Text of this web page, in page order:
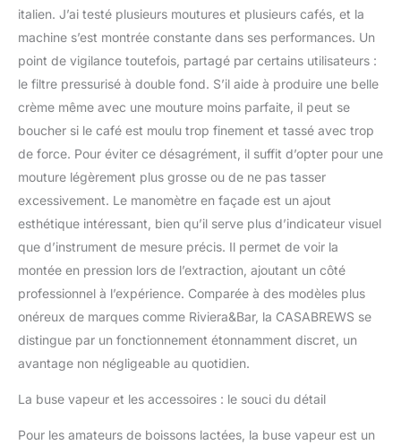
italien. J’ai testé plusieurs moutures et plusieurs cafés, et la
machine s’est montrée constante dans ses performances. Un
point de vigilance toutefois, partagé par certains utilisateurs :
le filtre pressurisé à double fond. S’il aide à produire une belle
crème même avec une mouture moins parfaite, il peut se
boucher si le café est moulu trop finement et tassé avec trop
de force. Pour éviter ce désagrément, il suffit d’opter pour une
mouture légèrement plus grosse ou de ne pas tasser
excessivement. Le manomètre en façade est un ajout
esthétique intéressant, bien qu’il serve plus d’indicateur visuel
que d’instrument de mesure précis. Il permet de voir la
montée en pression lors de l’extraction, ajoutant un côté
professionnel à l’expérience. Comparée à des modèles plus
onéreux de marques comme Riviera&Bar, la CASABREWS se
distingue par un fonctionnement étonnamment discret, un
avantage non négligeable au quotidien.
La buse vapeur et les accessoires : le souci du détail
Pour les amateurs de boissons lactées, la buse vapeur est un